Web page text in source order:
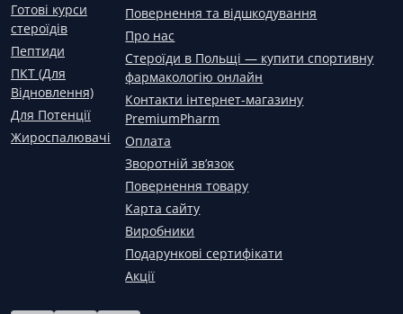
Готові курси
стероїдів
Пептиди
ПКТ (Для
Відновлення)
Для Потенції
Жироспалювачі
Повернення та відшкодування
Про нас
Стероїди в Польщі — купити спортивну
фармакологію онлайн
Контакти інтернет-магазину
PremiumPharm
Оплата
Зворотній зв’язок
Повернення товару
Карта сайту
Виробники
Подарункові сертифікати
Акції